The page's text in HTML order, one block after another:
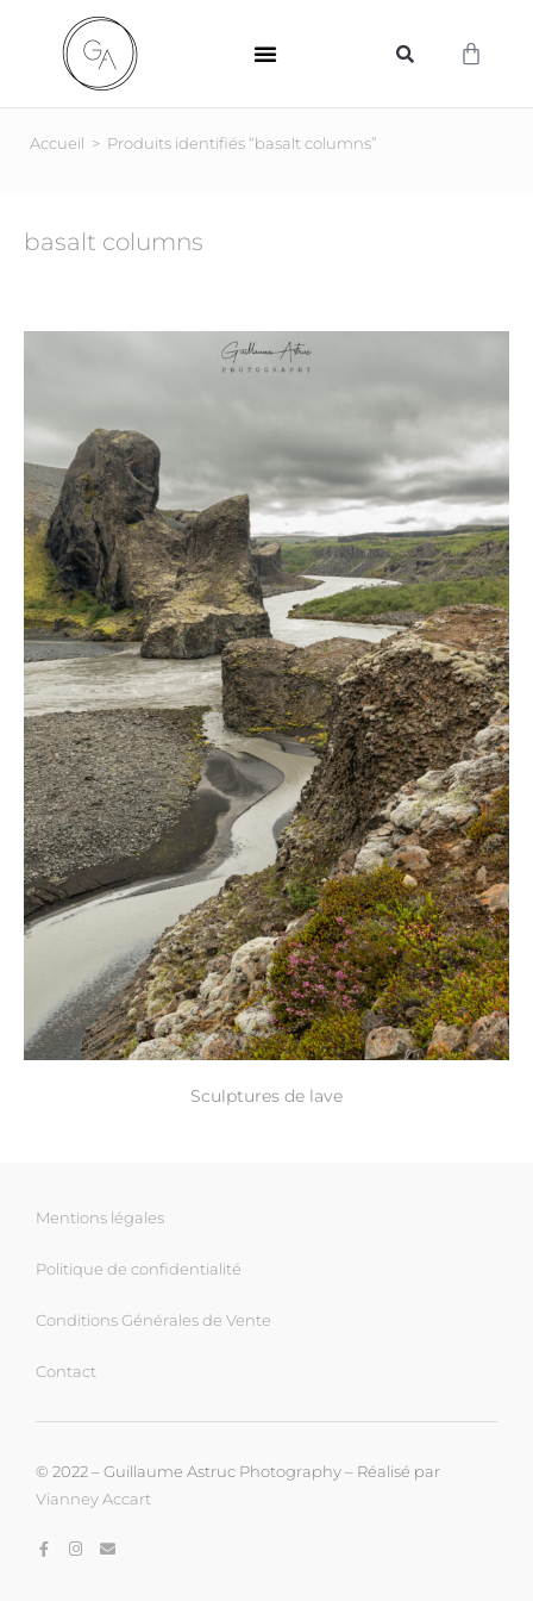
Accueil > Produits identifiés “basalt columns”
basalt columns
Sculptures de lave
Mentions légales
Politique de confidentialité
Conditions Générales de Vente
Contact
© 2022 – Guillaume Astruc Photography – Réalisé par
Vianney Accart